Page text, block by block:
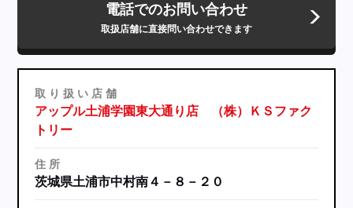
電話でのお問い合わせ
取扱店舗に直接問い合わせできます
取 り 扱 い 店 舗
アップル土浦学園東大通り店 （株）ＫＳファク
トリー
住 所
茨城県土浦市中村南４－８－２０